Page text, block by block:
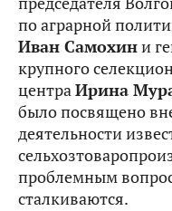
по аграрной
Иван Самохини
крупного
центраИрина
было посвящено
деятельности
проблемным
сталкиваются.